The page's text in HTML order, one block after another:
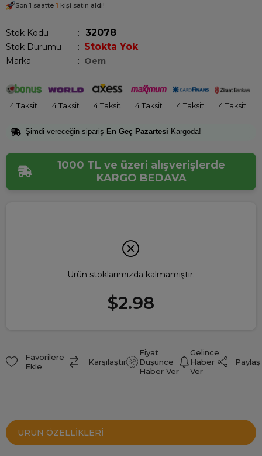
Son 1 saatte 1 kişi satın aldı!
Stok Kodu 32078
Stok Durumu : Stokta Yok
Marka : Oem
4 Taksit 4 Taksit 4 Taksit 4 Taksit 4 Taksit 4 Taksit
Şimdi vereceğin sipariş En Geç Pazartesi Kargoda!
1000 TL ve üzeri alışverişlerde
KARGO BEDAVA
Ürün stoklarımızda kalmamıştır.
$2.98
Favorilere
Ekle
Karşılaştır
Fiyat
Düşünce
Haber Ver
Gelince
Haber
Ver
Paylaş
ÜRÜN ÖZELLIKLERI